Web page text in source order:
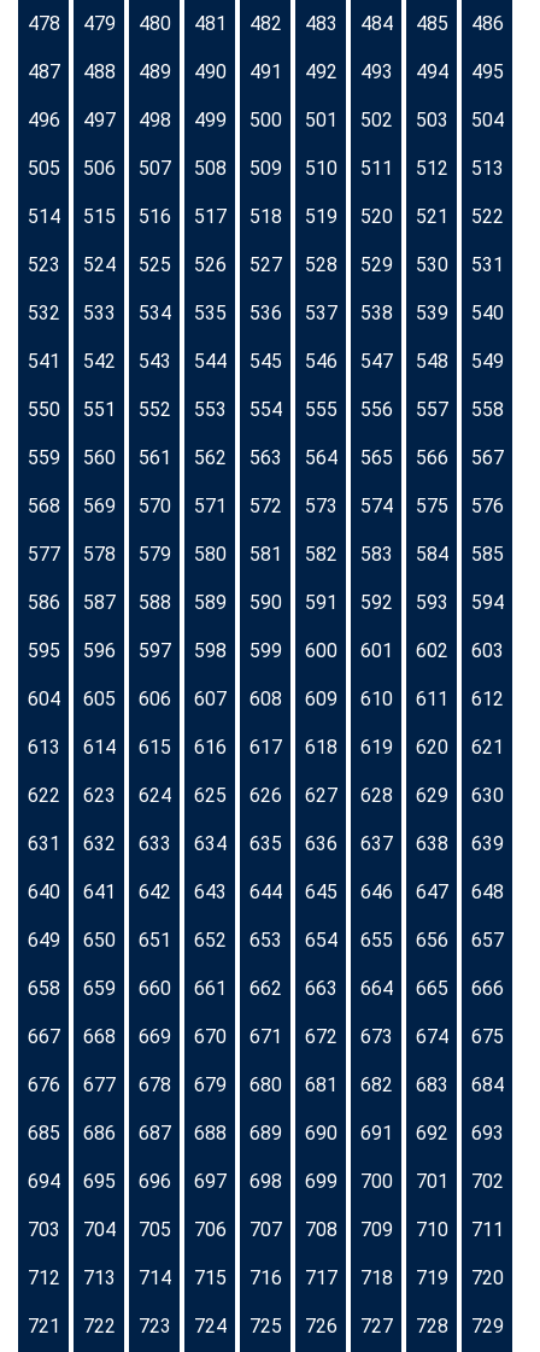
478 479 480 481 482 483 484 485 486
487 488 489 490 491 492 493 494 495
496 497 498 499 500 501 502 503 504
505 506 507 508 509 510 511 512 513
514 515 516 517 518 519 520 521 522
523 524 525 526 527 528 529 530 531
532 533 534 535 536 537 538 539 540
541 542 543 544 545 546 547 548 549
550 551 552 553 554 555 556 557 558
559 560 561 562 563 564 565 566 567
568 569 570 571 572 573 574 575 576
577 578 579 580 581 582 583 584 585
586 587 588 589 590 591 592 593 594
595 596 597 598 599 600 601 602 603
604 605 606 607 608 609 610 611 612
613 614 615 616 617 618 619 620 621
622 623 624 625 626 627 628 629 630
631 632 633 634 635 636 637 638 639
640 641 642 643 644 645 646 647 648
649 650 651 652 653 654 655 656 657
658 659 660 661 662 663 664 665 666
667 668 669 670 671 672 673 674 675
676 677 678 679 680 681 682 683 684
685 686 687 688 689 690 691 692 693
694 695 696 697 698 699 700 701 702
703 704 705 706 707 708 709 710 711
712 713 714 715 716 717 718 719 720
721 722 723 724 725 726 727 728 729